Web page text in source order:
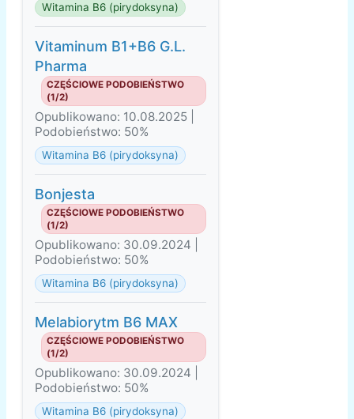
Witamina B6 (pirydoksyna)
Vitaminum B1+B6 G.L.
Pharma
CZĘŚCIOWE PODOBIEŃSTWO
(1/2)
Opublikowano: 10.08.2025 |
Podobieństwo: 50%
Witamina B6 (pirydoksyna)
Bonjesta
CZĘŚCIOWE PODOBIEŃSTWO
(1/2)
Opublikowano: 30.09.2024 |
Podobieństwo: 50%
Witamina B6 (pirydoksyna)
Melabiorytm B6 MAX
CZĘŚCIOWE PODOBIEŃSTWO
(1/2)
Opublikowano: 30.09.2024 |
Podobieństwo: 50%
Witamina B6 (pirydoksyna)